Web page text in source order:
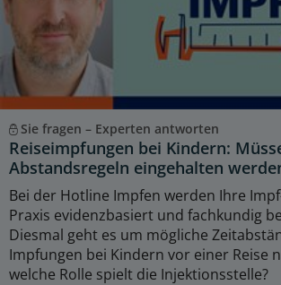
Sie fragen – Experten antworten
Reiseimpfungen bei Kindern:
Abstandsregeln eingehalten
Bei der Hotline Impfen werden Ihre
Praxis evidenzbasiert und fachkundig
Diesmal geht es um mögliche
Impfungen bei Kindern vor einer Reise
welche Rolle spielt die Injektionsstelle?